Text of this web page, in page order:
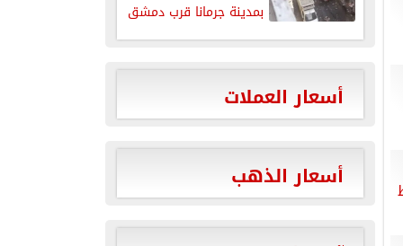
بمدينة جرمانا قرب دمشق
أسعار العملات
أسعار الذهب